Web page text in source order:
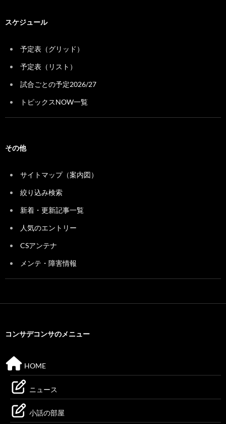
スケジュール
予定表（グリッド）
予定表（リスト）
試合ごとの予定2026/27
トピックスNOW一覧
その他
サイトマップ（案内図）
絞り込み検索
新着・更新記事一覧
人気のエントリー
CSアンテナ
メンテ・障害情報
コンサデコンサのメニュー
HOME
ニュース
小話の部屋